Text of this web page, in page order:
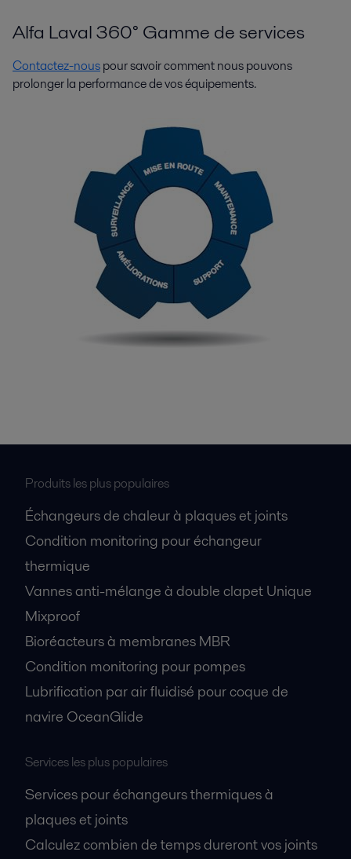
Alfa Laval 360° Gamme de services
Contactez-nouspour savoir comment nous pouvons
prolonger la performance de vos équipements.
Produits les plus populaires
Échangeurs de chaleur à plaques et joints
Condition monitoring pour échangeur
thermique
Vannes anti-mélange à double clapet Unique
Mixproof
Bioréacteurs à membranes MBR
Condition monitoring pour pompes
Lubrification par air fluidisé pour coque de
navire OceanGlide
Services les plus populaires
Services pour échangeurs thermiques à
plaques et joints
Calculez combien de temps dureront vos joints